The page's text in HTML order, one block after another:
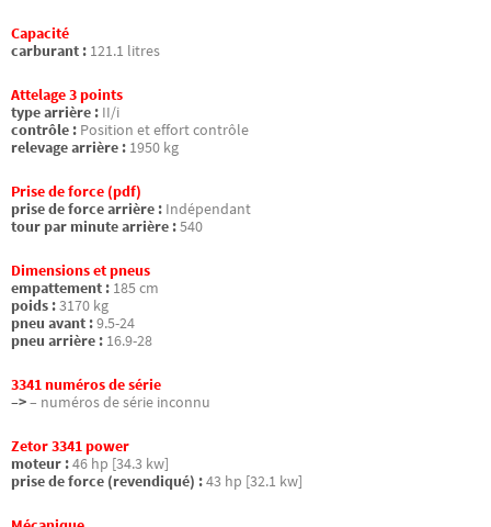
Capacité
carburant : 121.1 litres
Attelage 3 points
type arrière : II/i
contrôle : Position et effort contrôle
relevage arrière : 1950 kg
Prise de force (pdf)
prise de force arrière : Indépendant
tour par minute arrière :540
Dimensions et pneus
empattement : 185 cm
poids :3170 kg
pneu avant :9.5-24
pneu arrière : 16.9-28
3341 numéros de série
–>– numéros de série inconnu
Zetor 3341 power
moteur :46 hp [34.3 kw]
prise de force (revendiqué) :43 hp [32.1 kw]